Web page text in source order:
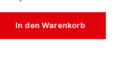
In den Warenkorb